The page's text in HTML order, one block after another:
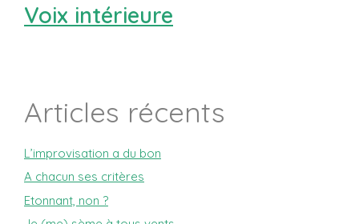
Voix intérieure
Articles récents
L’improvisation a du bon
A chacun ses critères
Etonnant, non ?